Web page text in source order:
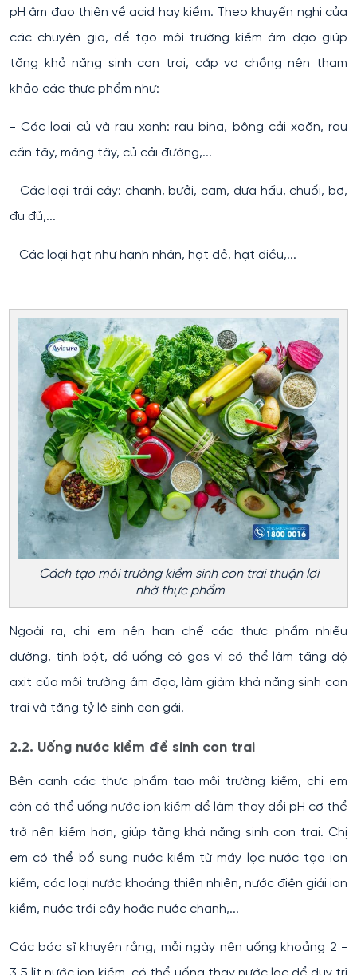
pH âm đạo thiên về acid hay kiềm. Theo khuyến nghị của
các chuyên gia, để tạo môi trường kiềm âm đạo giúp
tăng khả năng sinh con trai, cặp vợ chồng nên tham
khảo các thực phẩm như:
- Các loại củ và rau xanh: rau bina, bông cải xoăn, rau
cần tây, măng tây, củ cải đường,...
- Các loại trái cây: chanh, bưởi, cam, dưa hấu, chuối, bơ,
đu đủ,...
- Các loại hạt như hạnh nhân, hạt dẻ, hạt điều,...
Cách tạo môi trường kiềm sinh con trai thuận lợi
nhờ thực phẩm
Ngoài ra, chị em nên hạn chế các thực phẩm nhiều
đường, tinh bột, đồ uống có gas vì có thể làm tăng độ
axit của môi trường âm đạo, làm giảm khả năng sinh con
trai và tăng tỷ lệ sinh con gái.
2.2. Uống nước kiềm để sinh con trai
Bên cạnh các thực phẩm tạo môi trường kiềm, chị em
còn có thể uống nước ion kiềm để làm thay đổi pH cơ thể
trở nên kiềm hơn, giúp tăng khả năng sinh con trai. Chị
em có thể bổ sung nước kiềm từ máy lọc nước tạo ion
kiềm, các loại nước khoáng thiên nhiên, nước điện giải ion
kiềm, nước trái cây hoặc nước chanh,...
Các bác sĩ khuyên rằng, mỗi ngày nên uống khoảng 2 -